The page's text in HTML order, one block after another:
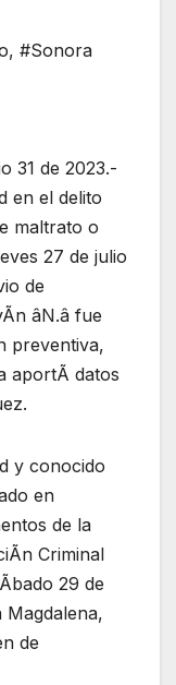
, #Sonora
31 de 2023.-
en el delito
maltrato o
27 de julio
de
âN.â fue
preventiva,
aportÃ datos
y conocido
en
de la
Criminal
29 de
de